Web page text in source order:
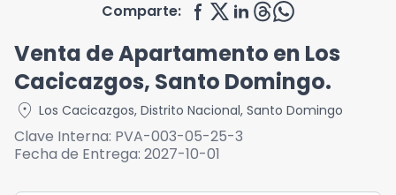
Comparte:
Venta de Apartamento en Los
Cacicazgos, Santo Domingo.
location_on Los Cacicazgos, Distrito Nacional, Santo Domingo
Clave Interna: PVA-003-05-25-3
Fecha de Entrega: 2027-10-01